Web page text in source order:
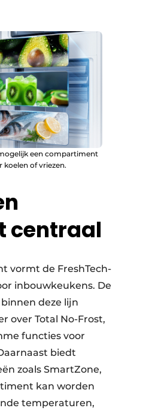
een compartiment
koelen of vriezen.
centraal
vormt de FreshTech-
inbouwkeukens. De
deze lijn
over Total No-Frost,
functies voor
biedt
zoals SmartZone,
kan worden
temperaturen,